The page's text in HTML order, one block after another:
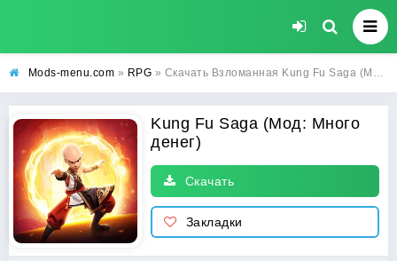
Mods-menu.com » RPG » Скачать Взломанная Kung Fu Saga (Много денег) на Android бесплатно
Kung Fu Saga (Мод: Много
денег)
Скачать
Закладки